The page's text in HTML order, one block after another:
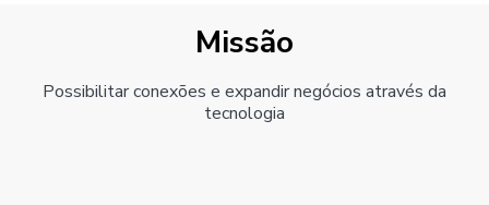
Missão
Possibilitar conexões e expandir negócios através da
tecnologia